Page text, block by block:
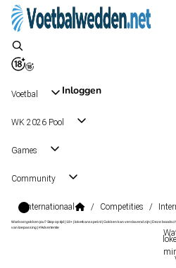
Inloggen
Voetbal
WK 2026 Pool
Games
Community
Internationaal / Competities /
Wat kost gokken jou? Stop op tijd | 18+ | loketkansspel.nl | Gokken kan verslavend zijn | Deze
van toepassing | #Advertentie